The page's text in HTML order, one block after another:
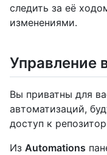
следить за её
изменениями.
Управление
Вы приватны для
автоматизаций,
доступ к
Из Automations